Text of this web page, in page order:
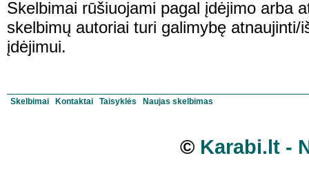
Skelbimai rūšiuojami pagal įdėjimo arba
skelbimų autoriai turi galimybę
įdėjimui.
Skelbimai Kontaktai Taisyklės Naujas skelbimas
© Karabi.lt -